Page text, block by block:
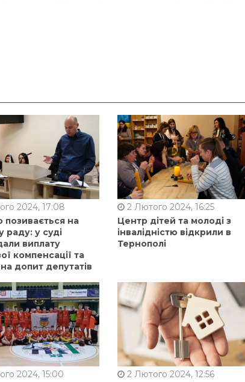
2024, 17:08
позивається на
раду: у суді
виплату
компенсації та
допит депутатів
2 Лютого 2024, 16:25
Центр дітей та молоді з
інвалідністю відкрили в
Тернополі
2024, 15:00
2 Лютого 2024, 12:56